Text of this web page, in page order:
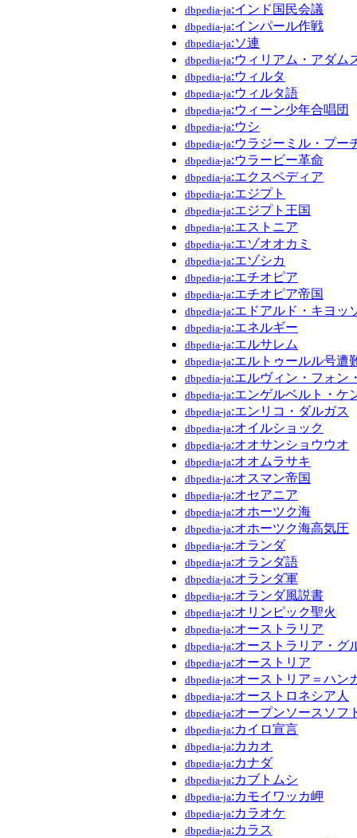
dbpedia-ja:インド国民会議
dbpedia-ja:インパール作戦
dbpedia-ja:ソ連
dbpedia-ja:ウィリアム・アダム
dbpedia-ja:ウィルタ
dbpedia-ja:ウィルタ語
dbpedia-ja:ウィーン少年合唱団
dbpedia-ja:ウシ
dbpedia-ja:ウラジーミル・プー
dbpedia-ja:ウラービー革命
dbpedia-ja:エクスペディア
dbpedia-ja:エジプト
dbpedia-ja:エジプト王国
dbpedia-ja:エストニア
dbpedia-ja:エゾオオカミ
dbpedia-ja:エゾシカ
dbpedia-ja:エチオピア
dbpedia-ja:エチオピア帝国
dbpedia-ja:エドアルド・キヨッ
dbpedia-ja:エネルギー
dbpedia-ja:エルサレム
dbpedia-ja:エルトゥールル号遭
dbpedia-ja:エルヴィン・フォン
dbpedia-ja:エンゲルベルト・ケ
dbpedia-ja:エンリコ・ダルガス
dbpedia-ja:オイルショック
dbpedia-ja:オオサンショウウオ
dbpedia-ja:オオムラサキ
dbpedia-ja:オスマン帝国
dbpedia-ja:オセアニア
dbpedia-ja:オホーツク海
dbpedia-ja:オホーツク海高気圧
dbpedia-ja:オランダ
dbpedia-ja:オランダ語
dbpedia-ja:オランダ軍
dbpedia-ja:オランダ風説書
dbpedia-ja:オリンピック聖火
dbpedia-ja:オーストラリア
dbpedia-ja:オーストラリア・グ
dbpedia-ja:オーストリア
dbpedia-ja:オーストリア＝ハン
dbpedia-ja:オーストロネシア人
dbpedia-ja:オープンソースソフ
dbpedia-ja:カイロ宣言
dbpedia-ja:カカオ
dbpedia-ja:カナダ
dbpedia-ja:カブトムシ
dbpedia-ja:カモイワッカ岬
dbpedia-ja:カラオケ
dbpedia-ja:カラス